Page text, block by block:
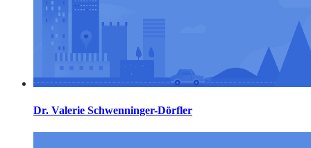
Dr. Valerie Schwenninger-Dörfler